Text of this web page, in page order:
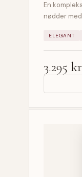
En
nødder
ELEGANT
3.295 kr